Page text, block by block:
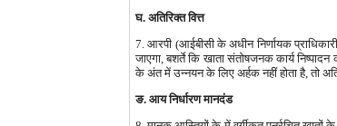
घ. अतिरिक्त वित्त
7. आरपी (आईबीसी के अधीन निर्णायक
जाएगा, बशर्ते कि खाता संतोषजनक कार्य निष्पादन
के अंत में उन्नयन के लिए अर्हक नहीं होता है, तो
ङ. आय निर्धारण मानदंड